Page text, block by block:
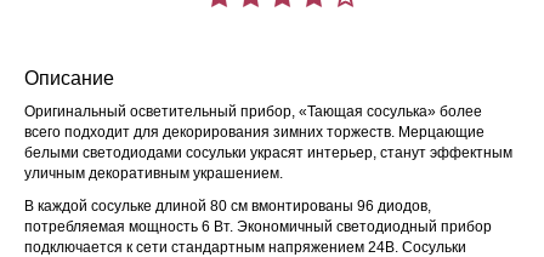
Описание
Оригинальный осветительный прибор, «Тающая сосулька» более
всего подходит для декорирования зимних торжеств. Мерцающие
белыми светодиодами сосульки украсят интерьер, станут эффектным
уличным декоративным украшением.
В каждой сосульке длиной 80 см вмонтированы 96 диодов,
потребляемая мощность 6 Вт. Экономичный светодиодный прибор
подключается к сети стандартным напряжением 24В. Сосульки